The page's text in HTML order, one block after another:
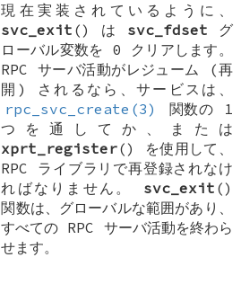
現在実装されているように、
svc_exit () は svc_fdset グ
ローバル変数を 0 クリアします。
RPC サーバ活動がレジューム (再
開) されるなら、サービスは、
rpc_svc_create(3)
関数の 1
つを通してか、または
xprt_register() を使用して、
RPC ライブラリで再登録されなけ
ればなりません。 svc_exit ()
関数は、グローバルな範囲があり、
すべての RPC サーバ活動を終わら
せます。